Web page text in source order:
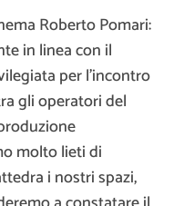
Roberto Pomari:
in linea con il
per l’incontro
gli operatori del
molto lieti di
i nostri spazi,